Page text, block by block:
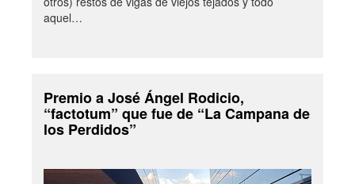
aquel…
Premio a José Ángel Rodicio,
“factotum” que fue de “La Campana de
los Perdidos”